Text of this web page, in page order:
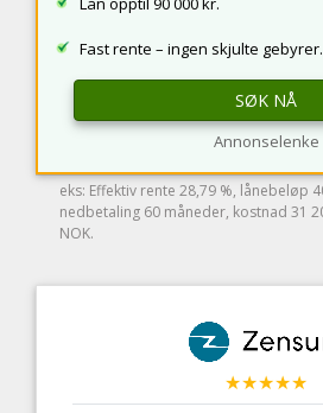
Fast rente – ingen skjulte gebyrer.
SØK NÅ
Annonselenke
eks: Effektiv rente 28,79 %, lånebeløp
nedbetaling 60 måneder, kostnad 31
NOK.
★★★★★